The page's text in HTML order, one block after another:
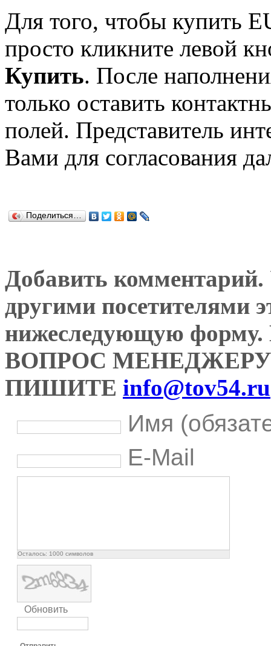
Для того, чтобы купить
просто кликните левой
Купить. После
только оставить
полей. Представитель
Вами для согласования
Поделиться…
Добавить комментарий.
другими посетителями
нижеследующую
ВОПРОС
ПИШИТЕ info@tov54.ru
Имя
E-Mail
Осталось: 1000 символов
Обновить